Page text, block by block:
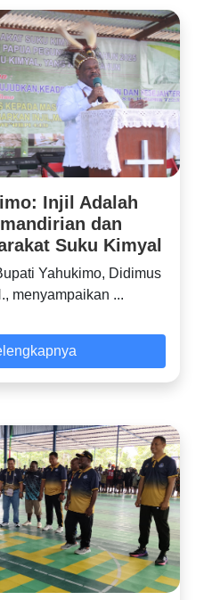
Injil Adalah
dan
Suku Kimyal
Yahukimo, Didimus
menyampaikan ...